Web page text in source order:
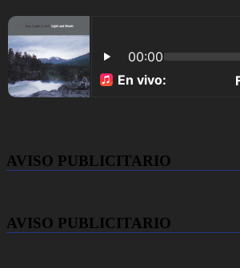
AVISO PUBLICITARIO
AVISO PUBLICITARIO